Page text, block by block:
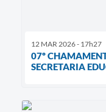
12 MAR 2026 - 17h27
07º
SECRETARIA